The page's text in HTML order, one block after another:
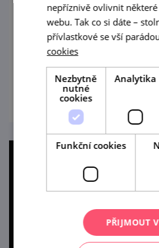
15. 4. — 15.
Výstava o symbolice,
nepříznivě ovlivnit
webu. Tak co si dáte –
přívlastkové se vší
cookies
Nezbytně
nutné
cookies
Analytika
Funkční cookies
PŘIJMOUT